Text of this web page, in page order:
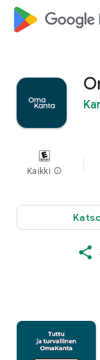
Kaikki info